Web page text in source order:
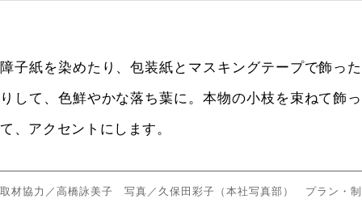
障子紙を染めたり、包装紙とマスキングテープで飾った
りして、色鮮やかな落ち葉に。本物の小枝を束ねて飾っ
て、アクセントにします。
取材協力／高橋詠美子 写真／久保田彩子（本社写真部） プラン・制